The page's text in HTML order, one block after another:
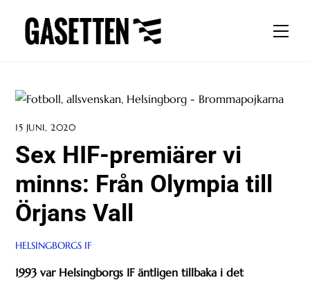
content
15 JUNI, 2020
Sex HIF-premiärer vi
minns: Från Olympia till
Örjans Vall
HELSINGBORGS IF
1993 var Helsingborgs IF äntligen tillbaka i det